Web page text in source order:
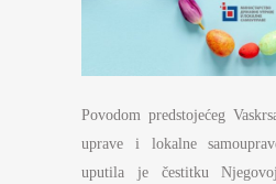
Povodom predstojećeg
uprave i lokalne
uputila je čestitku